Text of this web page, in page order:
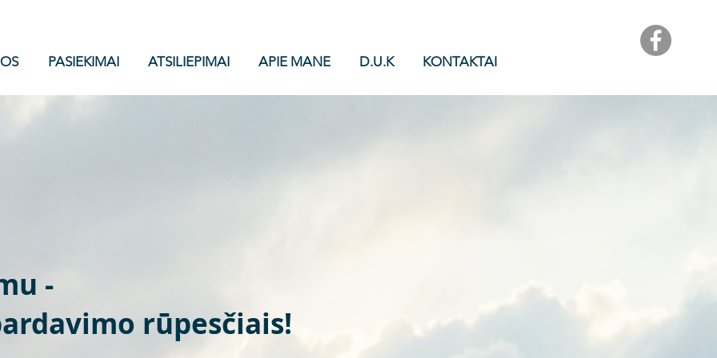
PASIEKIMAI ATSILIEPIMAI APIE MANE D.U.K KONTAKTAI
-
rūpesčiais!